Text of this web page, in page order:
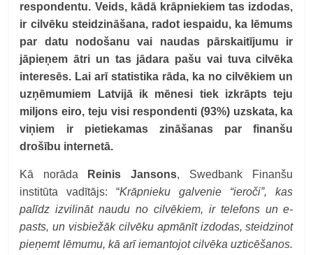
respondentu. Veids, kādā krāpniekiem tas izdodas,
ir cilvēku steidzināšana, radot iespaidu, ka lēmums
par datu nodošanu vai naudas pārskaitījumu ir
jāpieņem ātri un tas jādara pašu vai tuva cilvēka
interesēs. Lai arī statistika rāda, ka no cilvēkiem un
uzņēmumiem Latvijā ik mēnesi tiek izkrāpts teju
miljons eiro, teju visi respondenti (93%) uzskata, ka
viņiem ir pietiekamas zināšanas par finanšu
drošību internetā.
Kā norāda Reinis Jansons, Swedbank Finanšu
institūta vadītājs: “Krāpnieku galvenie “ieroči”, kas
palīdz izvilināt naudu no cilvēkiem, ir telefons un e-
pasts, un visbiežāk cilvēku apmānīt izdodas, steidzinot
pieņemt lēmumu, kā arī iemantojot cilvēka uzticēšanos.